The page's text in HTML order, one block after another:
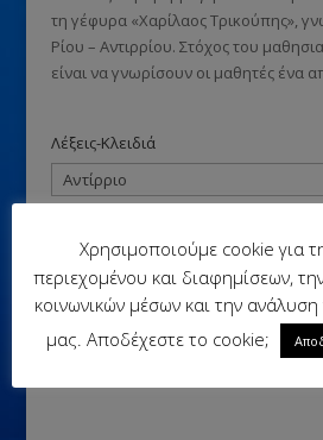
τη γέφυρα «Χαρίλαος Τρικούπης»,
Ρίου – Αντιρρίου. Στόχος του
είναι να γνωρίσουν οι μαθητές ένα
Λέξεις-Κλειδιά
Χρησιμοποιούμε cookie για
περιεχομένου και διαφημίσεων,
κοινωνικών μέσων και την
μας. Αποδέχεστε το cookie;